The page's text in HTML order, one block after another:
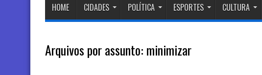
HOME CIDADES POLÍTICA ESPORTES CULTURA
Arquivos por assunto: minimizar